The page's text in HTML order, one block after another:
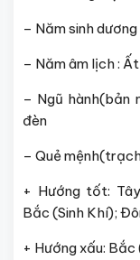
– Năm sinh
– Năm âm lịch :
– Ngũ hành(bản
đèn
– Quẻ
+ Hướng tốt:
Bắc (Sinh Khí);
+ Hướng xấu: